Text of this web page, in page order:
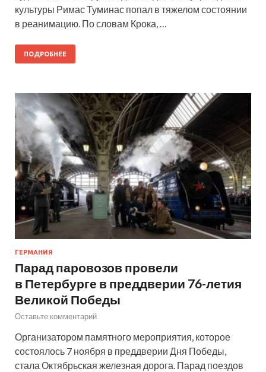
культуры Римас Туминас попал в тяжелом состоянии
в реанимацию. По словам Крока, …
ПОДРОБНЕЕ
ГЕРМАНИЯ
Парад паровозов провели
в Петербурге в преддверии 76-летия
Великой Победы
Оставьте комментарий
Организатором памятного мероприятия, которое
состоялось 7 ноября в преддверии Дня Победы,
стала Октябрьская железная дорога. Парад поездов